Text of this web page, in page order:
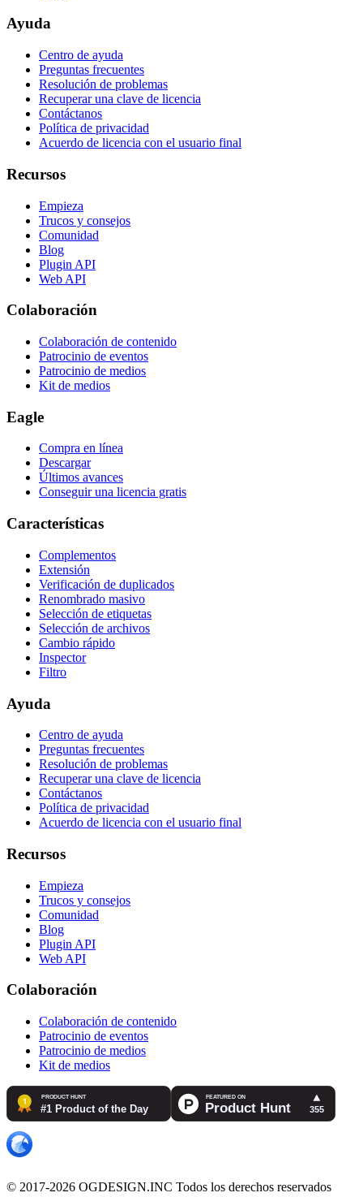
Ayuda
Centro de ayuda
Preguntas frecuentes
Resolución de problemas
Recuperar una clave de licencia
Contáctanos
Política de privacidad
Acuerdo de licencia con el usuario final
Recursos
Empieza
Trucos y consejos
Comunidad
Blog
Plugin API
Web API
Colaboración
Colaboración de contenido
Patrocinio de eventos
Patrocinio de medios
Kit de medios
Eagle
Compra en línea
Descargar
Últimos avances
Conseguir una licencia gratis
Características
Complementos
Extensión
Verificación de duplicados
Renombrado masivo
Selección de etiquetas
Selección de archivos
Cambio rápido
Inspector
Filtro
Ayuda
Centro de ayuda
Preguntas frecuentes
Resolución de problemas
Recuperar una clave de licencia
Contáctanos
Política de privacidad
Acuerdo de licencia con el usuario final
Recursos
Empieza
Trucos y consejos
Comunidad
Blog
Plugin API
Web API
Colaboración
Colaboración de contenido
Patrocinio de eventos
Patrocinio de medios
Kit de medios
© 2017-2026 OGDESIGN.INC Todos los derechos reservados